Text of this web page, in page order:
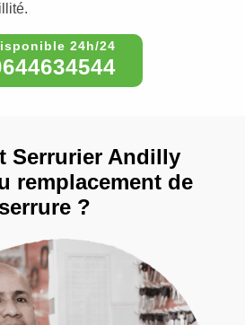
Serrurier Andilly
remplacement de
serrure ?